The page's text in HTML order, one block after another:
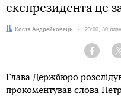
експрезидента це
Автор:Костя Андрейковець Дата:
23:00, 30
Глава Держбюро
прокоментував слова